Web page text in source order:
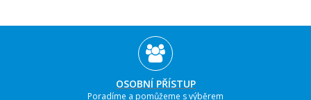
OSOBNÍ PŘÍSTUP
Poradíme a pomůžeme s výběrem